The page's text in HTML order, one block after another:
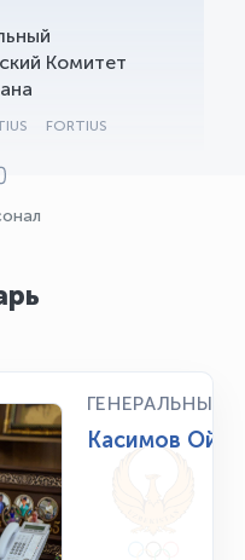
Комитет
FORTIUS
ГЕНЕРАЛЬНЫЙ
Касимов